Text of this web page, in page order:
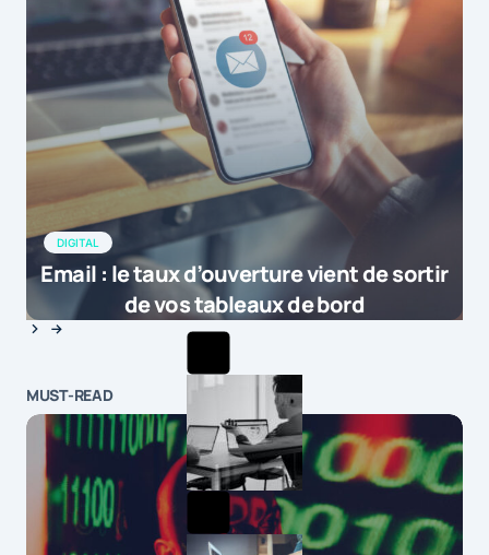
DIGITAL
Email : le taux d’ouverture vient de sortir
de vos tableaux de bord
MUST-READ